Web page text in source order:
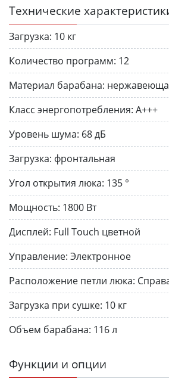
Технические
Загрузка: 10 кг
Количество программ: 12
Материал барабана:
Класс энергопотребления: A+++
Уровень шума: 68 дБ
Загрузка: фронтальная
Угол открытия люка: 135 °
Мощность: 1800 Вт
Дисплей: Full Touch цветной
Управление: Электронное
Расположение петли люка:
Загрузка при сушке: 10 кг
Объем барабана: 116 л
Функции и опции